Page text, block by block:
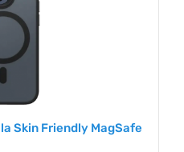
Skin Friendly MagSafe